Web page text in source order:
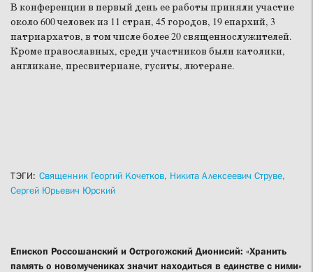
В конференции в первый день ее работы приняли участие
около 600 человек из 11 стран, 45 городов, 19 епархий, 3
патриархатов, в том числе более 20 священнослужителей.
Кроме православных, среди участников были католики,
англикане, пресвитериане, гуситы, лютеране.
ТЭГИ: Священник Георгий Кочетков, Никита Алексеевич Струве,
Сергей Юрьевич Юрский
Епископ Россошанский и Острогожский Дионисий: «Хранить
память о новомучениках значит находиться в единстве с ними»